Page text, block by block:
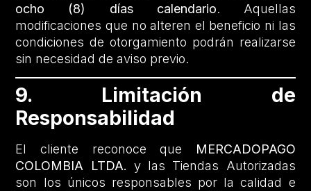
ocho (8) días calendario. Aquellas
modificaciones que no alteren el beneficio ni las
condiciones de otorgamiento podrán realizarse
sin necesidad de aviso previo.
9. Limitación de
Responsabilidad
El cliente reconoce que
MERCADOPAGO
COLOMBIA LTDA. y las Tiendas Autorizadas
son los únicos responsables por la calidad e